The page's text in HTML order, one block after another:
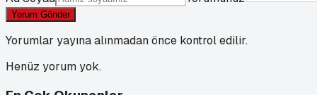
Yorum Gönder
Yorumlar yayına alınmadan önce kontrol edilir.
Henüz yorum yok.